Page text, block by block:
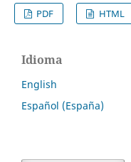
PDF
HTML
Idioma
English
Español (España)